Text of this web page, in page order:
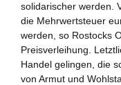
solidarischer werden.
die Mehrwertsteuer
werden, so Rostocks
Preisverleihung.
Handel gelingen, die
von Armut und